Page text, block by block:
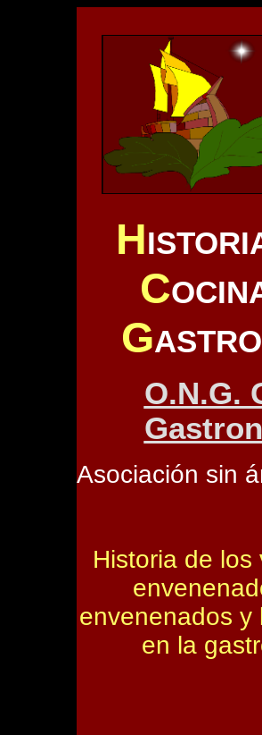
H
C
G
O.N.G.
Asociación sin
Historia de los
envenenados y
en la